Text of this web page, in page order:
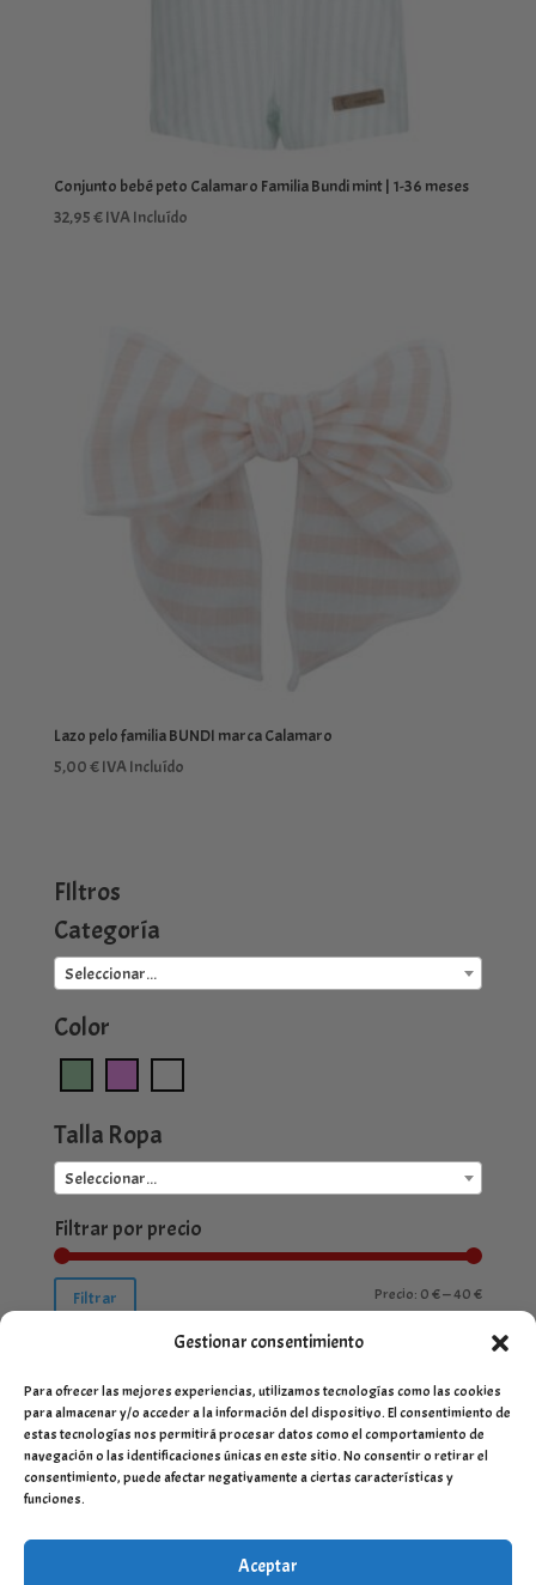
Gestionar consentimiento
Para ofrecer las mejores experiencias, utilizamos tecnologías como las cookies
para almacenar y/o acceder a la información del dispositivo. El consentimiento de
estas tecnologías nos permitirá procesar datos como el comportamiento de
navegación o las identificaciones únicas en este sitio. No consentir o retirar el
consentimiento, puede afectar negativamente a ciertas características y
funciones.
Aceptar
Conjunto bebé peto Calamaro Familia Bundi mint | 1-36 meses
32,95€IVA Incluído
Lazo pelo familia BUNDI marca Calamaro
5,00€IVA Incluído
FIltros
Categoría
Seleccionar...
Color
Talla Ropa
Seleccionar...
Filtrar por precio
Precio
Precio
Filtrar Precio: 0 €—40 €